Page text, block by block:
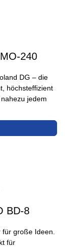
240
DG – die
höchsteffizient
jedem
BD-8
große Ideen.
für